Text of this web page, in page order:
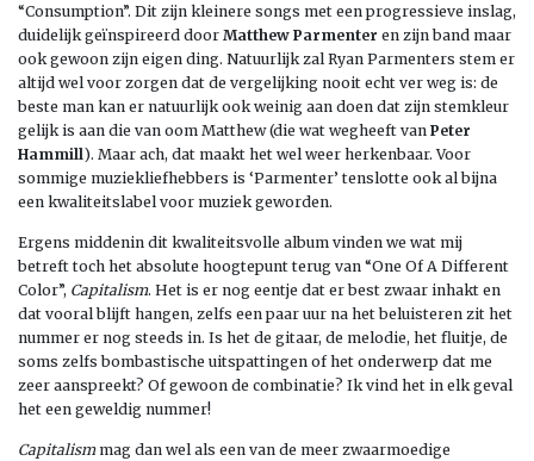
“Consumption”. Dit zijn kleinere songs met een progressieve inslag,
duidelijk geïnspireerd door Matthew Parmenter en zijn band maar
ook gewoon zijn eigen ding. Natuurlijk zal Ryan Parmenters stem er
altijd wel voor zorgen dat de vergelijking nooit echt ver weg is: de
beste man kan er natuurlijk ook weinig aan doen dat zijn stemkleur
gelijk is aan die van oom Matthew (die wat wegheeft van Peter
Hammill ). Maar ach, dat maakt het wel weer herkenbaar. Voor
sommige muziekliefhebbers is ‘Parmenter’ tenslotte ook al bijna
een kwaliteitslabel voor muziek geworden.
Ergens middenin dit kwaliteitsvolle album vinden we wat mij
betreft toch het absolute hoogtepunt terug van “One Of A Different
Color”, Capitalism. Het is er nog eentje dat er best zwaar inhakt en
dat vooral blijft hangen, zelfs een paar uur na het beluisteren zit het
nummer er nog steeds in. Is het de gitaar, de melodie, het fluitje, de
soms zelfs bombastische uitspattingen of het onderwerp dat me
zeer aanspreekt? Of gewoon de combinatie? Ik vind het in elk geval
het een geweldig nummer!
Capitalismmag dan wel als een van de meer zwaarmoedige